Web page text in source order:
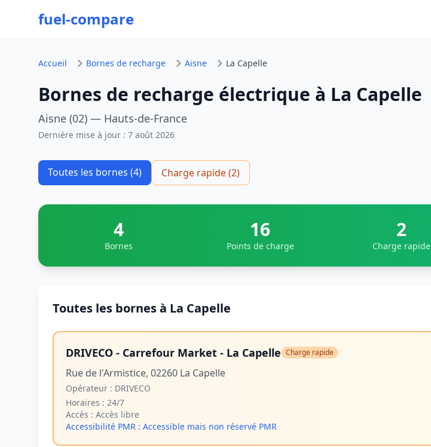
fuel-compare
Accueil Bornes de recharge Aisne La Capelle
Bornes de recharge électrique à La Capelle
Aisne (02) — Hauts-de-France
Dernière mise à jour : 7 août 2026
Toutes les bornes (4) Charge rapide (2)
4
Bornes
16
Points de charge
2
Charge rapide
Toutes les bornes à La Capelle
DRIVECO - Carrefour Market - La Capelle Charge rapide
Rue de l'Armistice, 02260 La Capelle
Opérateur : DRIVECO
Horaires : 24/7
Accès : Accès libre
Accessibilité PMR : Accessible mais non réservé PMR